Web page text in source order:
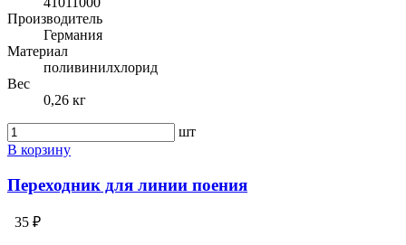
Производитель
Германия
Материал
поливинилхлорид
Вес
0,26 кг
шт
В корзину
Переходник для линии поения
35 ₽